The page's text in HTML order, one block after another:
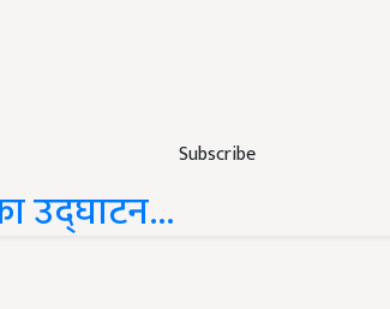
Subscribe
उद्घाटन…